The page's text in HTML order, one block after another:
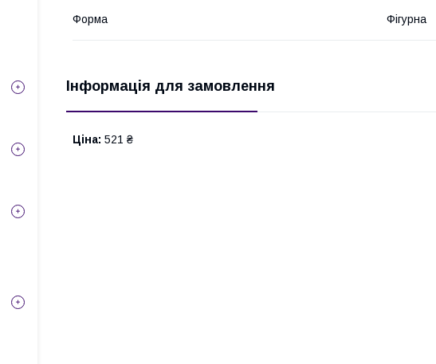
Форма Фігурна
Інформація для замовлення
Ціна: 521 ₴